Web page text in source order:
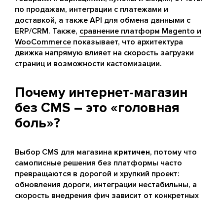
по продажам, интеграции с платежами и
доставкой, а также API для обмена данными с
ERP/CRM. Также, сравнение платформ Magento и
WooCommerce показывает, что архитектура
движка напрямую влияет на скорость загрузки
страниц и возможности кастомизации.
Почему интернет-магазин
без CMS – это «головная
боль»?
Выбор CMS для магазина критичен, потому что
самописные решения без платформы часто
превращаются в дорогой и хрупкий проект:
обновления дороги, интеграции нестабильны, а
скорость внедрения фич зависит от конкретных